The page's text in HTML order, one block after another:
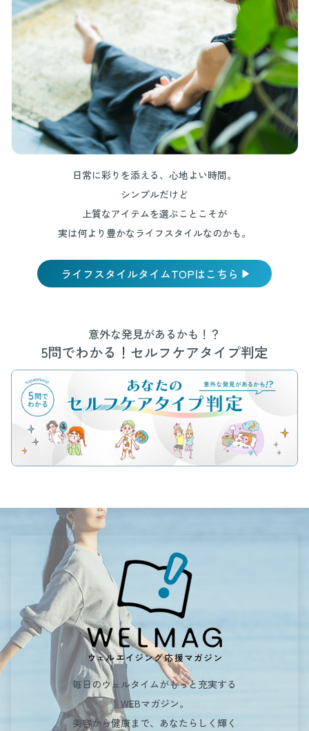
日常に彩りを添える、心地よい時間。
シンプルだけど
上質なアイテムを選ぶことこそが
実は何より豊かなライフスタイルなのかも。
ライフスタイルタイムTOPはこちら
意外な発見があるかも！？
5問でわかる！セルフケアタイプ判定
毎日のウェルタイムがもっと充実する
WEBマガジン。
美容から健康まで、あなたらしく輝く